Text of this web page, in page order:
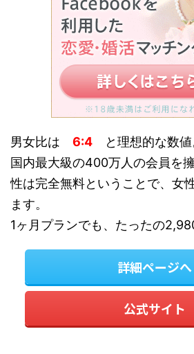
男女比は 6:4 と理想的な数値
国内最大級の400万人の会員を
性は完全無料ということで、女
ます。
1ヶ月プランでも、たったの
詳細ページへ
公式サイト